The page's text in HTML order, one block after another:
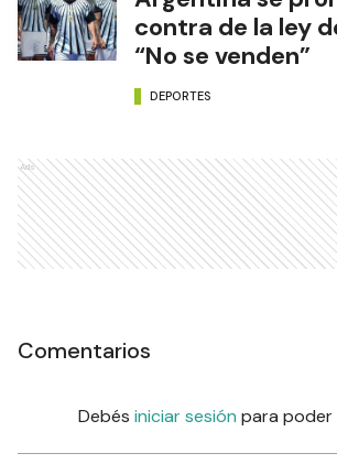
contra de la ley
“No se venden”
DEPORTES
Ads
Comentarios
Debés iniciar sesión para